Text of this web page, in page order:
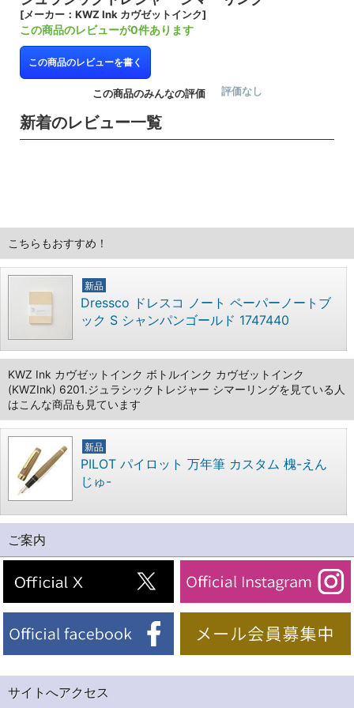
[メーカー：KWZ Ink カヴゼットインク]
この商品のレビューが0件あります
この商品のレビューを書く
この商品のみんなの評価 評価なし
新着のレビュー一覧
こちらもおすすめ！
新品
Dressco ドレスコ ノート ペーパーノートブ
ック S シャンパンゴールド 1747440
KWZ Ink カヴゼットインク ボトルインク カヴゼットインク
(KWZInk) 6201.ジュラシックトレジャー シマーリングを見ている人
はこんな商品も見ています
新品
PILOT パイロット 万年筆 カスタム 槐-えん
じゅ-
ご案内
サイトへアクセス